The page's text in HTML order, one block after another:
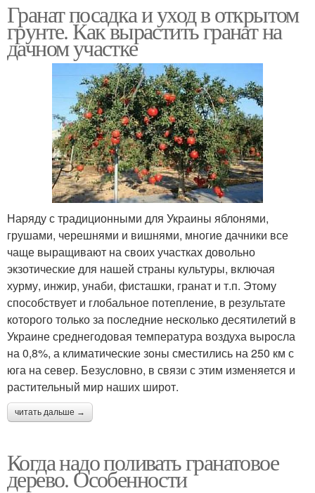
Гранат посадка и уход в открытом
грунте. Как вырастить гранат на
дачном участке
Наряду с традиционными для Украины яблонями,
грушами, черешнями и вишнями, многие дачники все
чаще выращивают на своих участках довольно
экзотические для нашей страны культуры, включая
хурму, инжир, унаби, фисташки, гранат и т.п. Этому
способствует и глобальное потепление, в результате
которого только за последние несколько десятилетий в
Украине среднегодовая температура воздуха выросла
на 0,8%, а климатические зоны сместились на 250 км с
юга на север. Безусловно, в связи с этим изменяется и
растительный мир наших широт.
читать дальше →
Когда надо поливать гранатовое
дерево. Особенности